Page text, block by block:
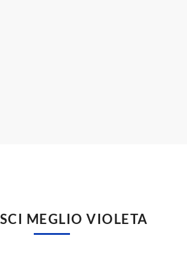
MEGLIO VIOLETA